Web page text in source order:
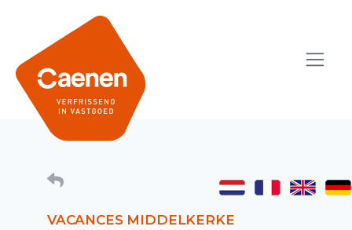
VACANCES MIDDELKERKE